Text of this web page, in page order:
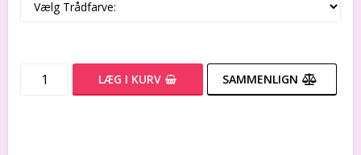
LÆG I KURV SAMMENLIGN